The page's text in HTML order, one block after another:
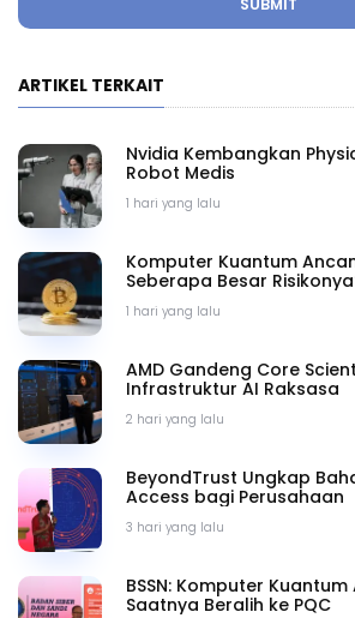
SUBMIT
ARTIKEL TERKAIT
1 hari yang lalu
Nvidia Kembangkan
Robot Medis
1 hari yang lalu
Komputer Kuantum
Seberapa Besar
2 hari yang lalu
AMD Gandeng Core
Infrastruktur AI Raksasa
3 hari yang lalu
BeyondTrust Ungkap
Access bagi Perusahaan
BSSN: Komputer
Saatnya Beralih ke PQC